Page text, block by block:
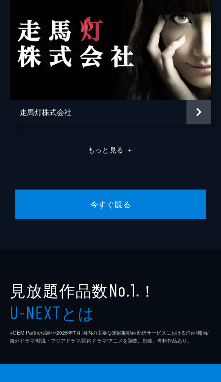
走馬灯株式会社
もっと見る ＋
今すぐ観る
見放題作品数No.1 ※ ！
U-NEXTとは
※GEM Partners調べ/2026年7⽉ 国内の主要な定額制動画配信サービスにおける洋画/邦画/
海外ドラマ/韓流・アジアドラマ/国内ドラマ/アニメを調査。別途、有料作品あり。